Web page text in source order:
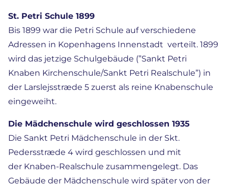
St. Petri Schule 1899
Bis 1899 war die Petri Schule auf verschiedene
Adressen in Kopenhagens Innenstadt verteilt. 1899
wird das jetzige Schulgebäude (”Sankt Petri
Knaben Kirchenschule/Sankt Petri Realschule”) in
der Larslejsstræde 5 zuerst als reine Knabenschule
eingeweiht.
Die Mädchenschule wird geschlossen 1935
Die Sankt Petri Mädchenschule in der Skt.
Pedersstræde 4 wird geschlossen und mit
der Knaben-Realschule zusammengelegt. Das
Gebäude der Mädchenschule wird später von der